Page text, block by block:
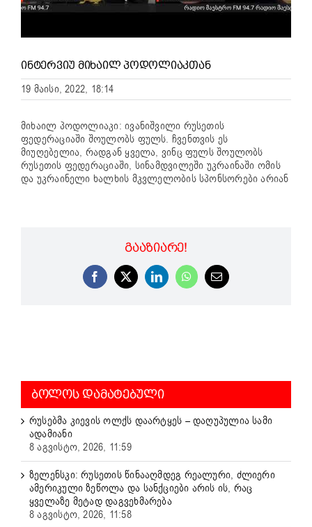
ᲘᲜᲢᲔᲠᲕᲘᲣ ᲛᲘᲮᲐᲘᲚ ᲞᲝᲓᲝᲚᲘᲐᲙᲗᲐᲜ
19 მაისი, 2022, 18:14
მიხაილ პოდოლიაკი: ივანიშვილი რუსეთის
ფედერაციაში შოულობს ფულს. ჩვენთვის ეს
მიუღებელია, რადგან ყველა, ვინც ფულს შოულობს
რუსეთის ფედერაციაში, სინამდვილეში უკრაინაში ომის
და უკრაინელი ხალხის მკვლელობის სპონსორები არიან
ᲒᲐᲐᲖᲘᲐᲠᲔ!
Facebook
X LinkedInWhatsApp
Email
ᲑᲝᲚᲝᲡ ᲓᲐᲛᲐᲢᲔᲑᲣᲚᲘ
რუსებმა კიევის ოლქს დაარტყეს – დაღუპულია სამი
ადამიანი
8 აგვისტო, 2026, 11:59
ზელენსკი: რუსეთის წინააღმდეგ რეალური, ძლიერი
ამერიკული ზეწოლა და სანქციები არის ის, რაც
ყველაზე მეტად დაგვეხმარება
8 აგვისტო, 2026, 11:58